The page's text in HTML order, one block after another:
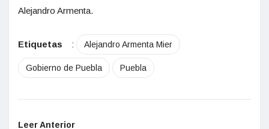
Alejandro Armenta.
Etiquetas : Alejandro Armenta Mier
Gobierno de Puebla Puebla
Leer Anterior